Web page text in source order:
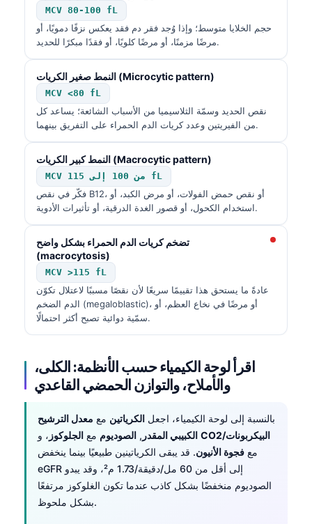
MCV 80-100 fL
حجم الخلايا متوسط؛ وإذا وُجد فقر دم فقد يعكس نزفًا دمويًا، أو
مرضًا مزمنًا، أو مرضًا كلويًا، أو فقدًا مبكرًا للحديد.
النمط صغير الكريات (Microcytic pattern)
MCV <80 fL
نقص الحديد وسمّة الثلاسيميا من الأسباب الشائعة؛ يساعد كل
من الفيريتين وعدد كريات الدم الحمراء على التفريق بينهما.
النمط كبير الكريات (Macrocytic pattern)
MCV من 100 إلى 115 fL
فكّر في نقص B12، أو نقص حمض الفولات، أو مرض الكبد، أو
استخدام الكحول، أو قصور الغدة الدرقية، أو تأثيرات الأدوية.
تضخم كريات الدم الحمراء بشكل واضح
(macrocytosis)
MCV >115 fL
عادةً ما يستحق هذا تقييمًا سريعًا لأن نقصًا مسببًا لاعتلال تكوّن
الدم الضخم (megaloblastic)، أو مرضًا في نخاع العظم، أو
سمّية دوائية تصبح أكثر احتمالًا.
اقرأ لوحة الكيمياء حسب الأنظمة: الكلى،
والأملاح، والتوازن الحمضي القاعدي
بالنسبة إلى لوحة الكيمياء، اجعل الكرياتين مع معدل الترشيح
الكبيبي المقدر , الصوديوم مع الجلوكوز
CO2/البيكربونات
مع فجوة الأنيون. قد يبقى الكرياتينين طبيعيًا بينما ينخفض
eGFR إلى أقل من 60 مل/دقيقة/1.73 م²، وقد يبدو
الصوديوم منخفضًا بشكل كاذب عندما تكون الغلوكوز مرتفعًا
بشكل ملحوظ.